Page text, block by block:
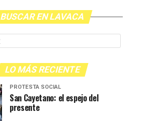
BUSCAR EN LAVACA
LO MÁS RECIENTE
PROTESTA SOCIAL
San Cayetano: el espejo del
presente